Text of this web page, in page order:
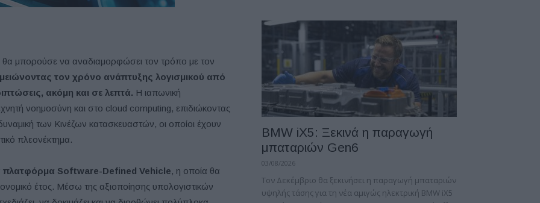
θα μπορούσε να αναδιαμορφώσει τον τρόπο με τον
μειώνοντας τον χρόνο ανάπτυξης λογισμικού από
ακόμη και σε λεπτά. Η ιαπωνική
νοημοσύνη και στο cloud computing, επιδιώκοντας
των Κινέζων κατασκευαστών, οι οποίοι έχουν
πλεονέκτημα.
πλατφόρμα Software-Defined Vehicle, η οποία θα
έτος. Μέσω της αξιοποίησης υπολογιστικών
BMW iX5: Ξεκινά η παραγωγή
μπαταριών Gen6
03/08/2026
Τον Δεκέμβριο θα ξεκινήσει η παραγωγή μπαταριών
υψηλής τάσης για τη νέα αμιγώς ηλεκτρική BMW iX5